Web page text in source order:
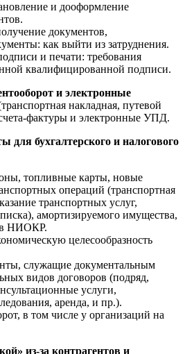
и дооформление
документов,
как выйти из затруднения.
и печати: требования
квалифицированной подписи.
и электронные
накладная, путевой
фактуры и электронные УПД.
для бухгалтерского и налогового
топливные карты, новые
операций (транспортная
транспортных услуг,
амортизируемого имущества,
НИОКР.
целесообразность
служащие документальным
видов договоров (подряд,
услуги,
аренда, и пр.).
в том числе у организаций на
из-за контрагентов и